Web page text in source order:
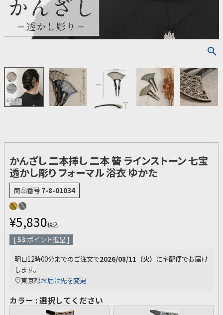
かんざし 二本挿し 二本 簪 ラインストーン 七宝
透かし彫り フォーマル 浴衣 ゆかた
商品番号 7-8-01034
¥5,830税込
[53 ポイント進呈 ]
明日12時00分までのご注文で2026/08/11（火） に宅配便でお届け
します。
東京都お届け先を変更
カラー 選択してください